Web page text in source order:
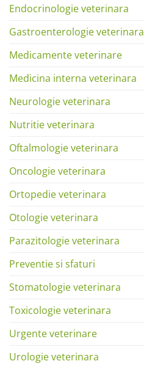
Endocrinologie veterinara
Gastroenterologie veterinara
Medicamente veterinare
Medicina interna veterinara
Neurologie veterinara
Nutritie veterinara
Oftalmologie veterinara
Oncologie veterinara
Ortopedie veterinara
Otologie veterinara
Parazitologie veterinara
Preventie si sfaturi
Stomatologie veterinara
Toxicologie veterinara
Urgente veterinare
Urologie veterinara